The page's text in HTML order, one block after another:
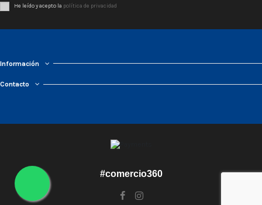
He leído y acepto la política de privacidad
Información
Contacto
#comercio360